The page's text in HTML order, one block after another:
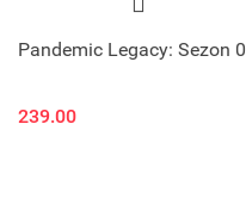
Pandemic Legacy: Sezon 0
239.00